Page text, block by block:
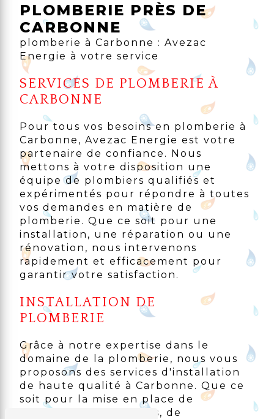
PLOMBERIE PRÈS DE
CARBONNE
plomberie à Carbonne : Avezac
Energie à votre service
SERVICES DE PLOMBERIE À
CARBONNE
Pour tous vos besoins en plomberie à
Carbonne, Avezac Energie est votre
partenaire de confiance. Nous
mettons à votre disposition une
équipe de plombiers qualifiés et
expérimentés pour répondre à toutes
vos demandes en matière de
plomberie. Que ce soit pour une
installation, une réparation ou une
rénovation, nous intervenons
rapidement et efficacement pour
garantir votre satisfaction.
INSTALLATION DE
PLOMBERIE
Grâce à notre expertise dans le
domaine de la plomberie, nous vous
proposons des services d'installation
de haute qualité à Carbonne. Que ce
soit pour la mise en place de
nouvelles canalisations, de